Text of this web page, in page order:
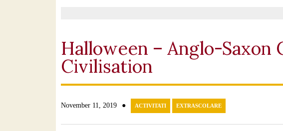
Halloween – Anglo-Saxon
Civilisation
November 11, 2019 ● ACTIVITATI EXTRASCOLARE